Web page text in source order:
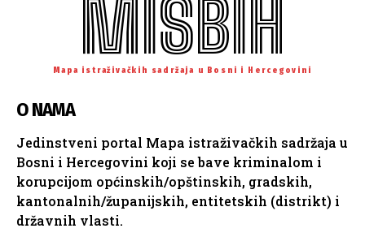
MISBIH
Mapa istraživačkih sadržaja u Bosni i Hercegovini
O NAMA
Jedinstveni portal Mapa istraživačkih sadržaja u
Bosni i Hercegovini koji se bave kriminalom i
korupcijom općinskih/opštinskih, gradskih,
kantonalnih/županijskih, entitetskih (distrikt) i
državnih vlasti.